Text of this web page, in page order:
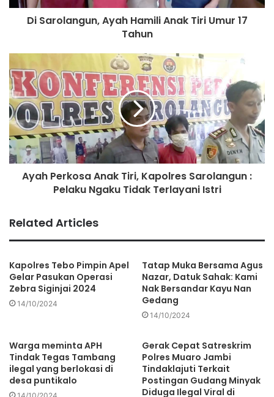
Di Sarolangun, Ayah Hamili Anak Tiri Umur 17
Tahun
Ayah Perkosa Anak Tiri, Kapolres Sarolangun :
Pelaku Ngaku Tidak Terlayani Istri
Related Articles
Kapolres Tebo Pimpin Apel
Gelar Pasukan Operasi
Zebra Siginjai 2024
14/10/2024
Tatap Muka Bersama Agus
Nazar, Datuk Sahak: Kami
Nak Bersandar Kayu Nan
Gedang
14/10/2024
Warga meminta APH
Tindak Tegas Tambang
ilegal yang berlokasi di
desa puntikalo
Gerak Cepat Satreskrim
Polres Muaro Jambi
Tindaklajuti Terkait
Postingan Gudang Minyak
Diduga Ilegal Viral di